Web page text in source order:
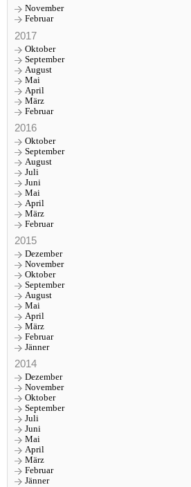
November
Februar
2017
Oktober
September
August
Mai
April
März
Februar
2016
Oktober
September
August
Juli
Juni
Mai
April
März
Februar
2015
Dezember
November
Oktober
September
August
Mai
April
März
Februar
Jänner
2014
Dezember
November
Oktober
September
Juli
Juni
Mai
April
März
Februar
Jänner